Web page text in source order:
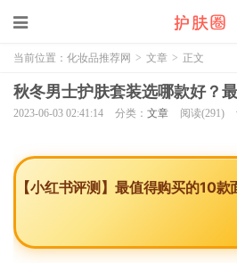
当前位置： 化妆品推荐网 > 文章 > 正文
秋冬男士护肤套装选哪款好？
2023-06-03 02:41:14 分类： 文章 阅读(291)
【小红书评测】最值得购买的10款